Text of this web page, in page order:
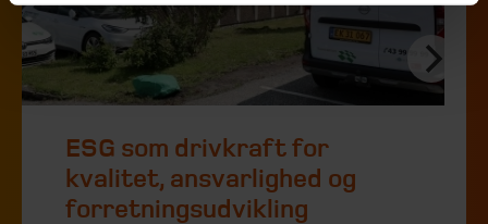
ESG som drivkraft for
kvalitet, ansvarlighed og
forretningsudvikling